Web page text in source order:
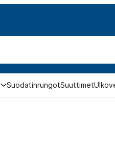
SuodatinrungotSuuttimet